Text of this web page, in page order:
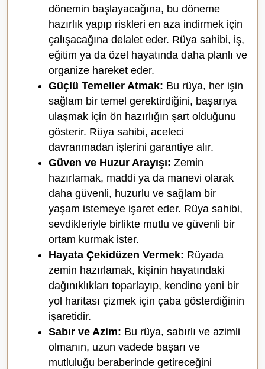
dönemin başlayacağına, bu döneme
hazırlık yapıp riskleri en aza indirmek için
çalışacağına delalet eder. Rüya sahibi, iş,
eğitim ya da özel hayatında daha planlı ve
organize hareket eder.
Güçlü Temeller Atmak: Bu rüya, her işin
sağlam bir temel gerektirdiğini, başarıya
ulaşmak için ön hazırlığın şart olduğunu
gösterir. Rüya sahibi, aceleci
davranmadan işlerini garantiye alır.
Güven ve Huzur Arayışı: Zemin
hazırlamak, maddi ya da manevi olarak
daha güvenli, huzurlu ve sağlam bir
yaşam istemeye işaret eder. Rüya sahibi,
sevdikleriyle birlikte mutlu ve güvenli bir
ortam kurmak ister.
Hayata Çekidüzen Vermek: Rüyada
zemin hazırlamak, kişinin hayatındaki
dağınıklıkları toparlayıp, kendine yeni bir
yol haritası çizmek için çaba gösterdiğinin
işaretidir.
Sabır ve Azim: Bu rüya, sabırlı ve azimli
olmanın, uzun vadede başarı ve
mutluluğu beraberinde getireceğini